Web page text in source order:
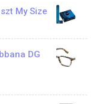
My Size
DG